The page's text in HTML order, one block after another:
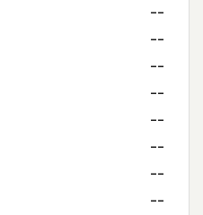
--
--
--
--
--
--
--
--